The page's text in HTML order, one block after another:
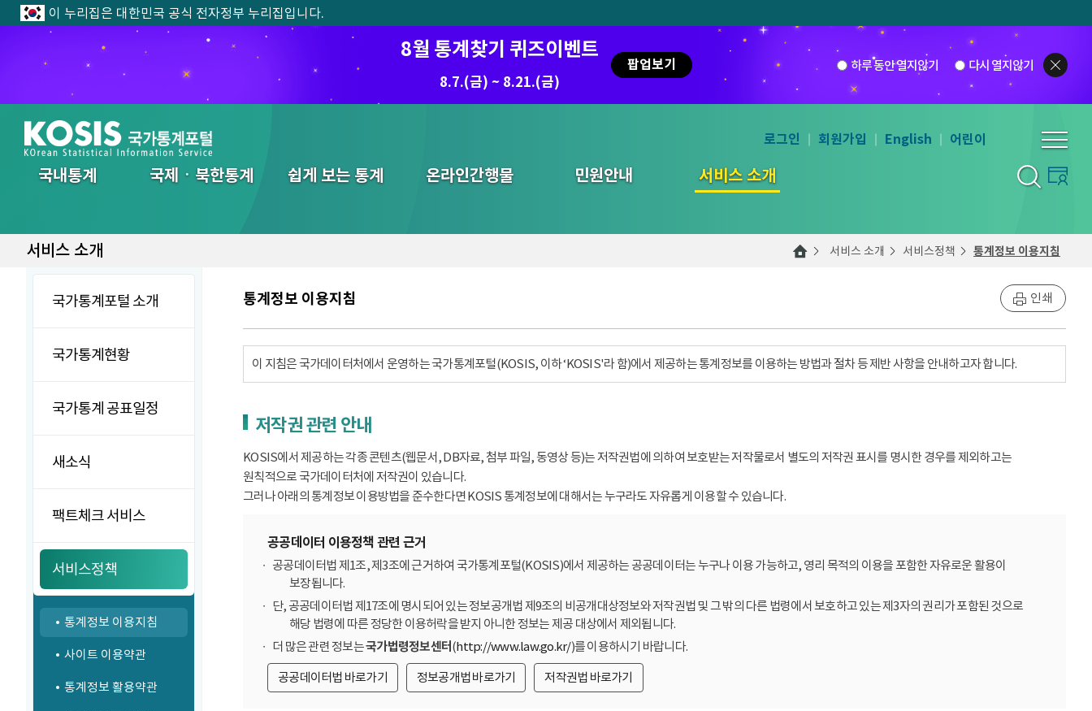
이 누리집은 대한민국 공식 전자정부 누리집입니다.
8월 통계찾기 퀴즈이벤트
8.7.(금) ~ 8.21.(금)
팝업보기 하루 동안 열지않기 다시 열지않기
국내통계 국제ㆍ북한통계 쉽게 보는 통계 온라인간행물 민원안내 서비스 소개
통합검색
로그인 회원가입 English 어린이
서비스 소개 서비스 소개 서비스정책 통계정보 이용지침
국가통계포털 소개
국가통계현황
국가통계 공표일정
새소식
팩트체크 서비스
서비스정책
통계정보 이용지침
사이트 이용약관
통계정보 활용약관
통계정보 이용지침 인쇄
이 지침은 국가데이터처에서 운영하는 국가통계포털(KOSIS, 이하 ‘KOSIS'라 함)에서 제공하는 통계정보를 이용하는 방법과 절차 등 제반 사항을 안내하고자 합니다.
저작권 관련 안내
KOSIS에서 제공하는 각종 콘텐츠(웹문서, DB자료, 첨부 파일, 동영상 등)는 저작권법에 의하여 보호받는 저작물로서 별도의 저작권 표시를 명시한 경우를 제외하고는
원칙적으로 국가데이터처에 저작권이 있습니다.
그러나 아래의 통계정보 이용방법을 준수한다면 KOSIS 통계정보에 대해서는 누구라도 자유롭게 이용할 수 있습니다.
공공데이터 이용정책 관련 근거
공공데이터법 제1조, 제3조에 근거하여 국가통계포털(KOSIS)에서 제공하는 공공데이터는 누구나 이용 가능하고, 영리 목적의 이용을 포함한 자유로운 활용이
보장됩니다.
단, 공공데이터법 제17조에 명시되어 있는 정보공개법 제9조의 비공개대상정보와 저작권법 및 그 밖의 다른 법령에서 보호하고 있는 제3자의 권리가 포함된 것으로
해당 법령에 따른 정당한 이용허락을 받지 아니한 정보는 제공 대상에서 제외됩니다.
더 많은 관련 정보는국가법령정보센터(http://www.law.go.kr/)를 이용하시기 바랍니다.
공공데이터법 바로가기
정보공개법 바로가기 저작권법 바로가기